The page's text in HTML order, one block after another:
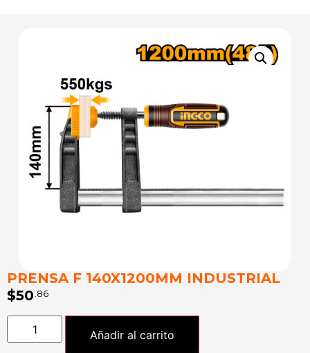
PRENSA F 140X1200MM INDUSTRIAL
$50 .86
Añadir al carrito